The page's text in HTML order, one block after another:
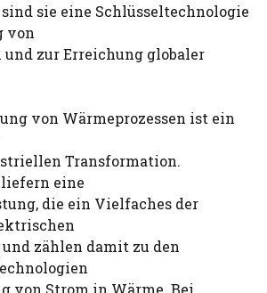
sie eine Schlüsseltechnologie
von
und zur Erreichung globaler
von Wärmeprozessen ist ein
Transformation.
eine
die ein Vielfaches der
zählen damit zu den
von Strom in Wärme. Bei